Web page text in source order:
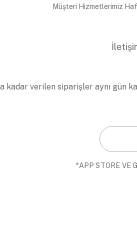
Müşteri Hizmetlerimiz
kadar verilen siparişler aynı
*APP STORE VE